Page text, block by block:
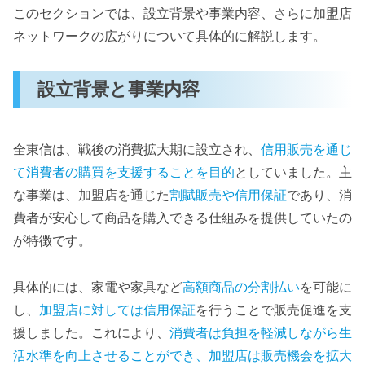
このセクションでは、設立背景や事業内容、さらに加盟店
ネットワークの広がりについて具体的に解説します。
設立背景と事業内容
全東信は、戦後の消費拡大期に設立され、 信用販売を通じ
て消費者の購買を支援することを目的としていました。主
な事業は、加盟店を通じた割賦販売や信用保証であり、消
費者が安心して商品を購入できる仕組みを提供していたの
が特徴です。
具体的には、家電や家具など高額商品の分割払いを可能に
し、 加盟店に対しては信用保証を行うことで販売促進を支
援しました。これにより、 消費者は負担を軽減しながら生
活水準を向上させることができ、加盟店は販売機会を拡大